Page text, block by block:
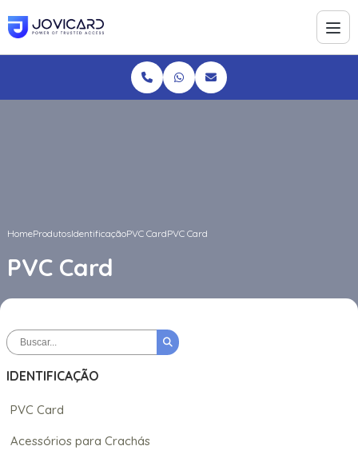
HomeProdutosIdentificaçãoPVC CardPVC Card
PVC Card
IDENTIFICAÇÃO
PVC Card
Acessórios para Crachás